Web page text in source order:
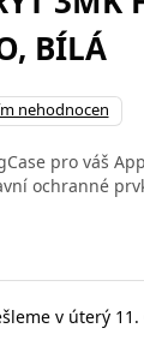
BÍLÁ
nehodnocen
pro váš
ochranné
v úterý 11.